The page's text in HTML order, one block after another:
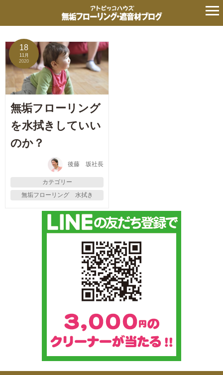
無垢フローリング 水拭き
18
11月
2020
無垢フローリング
を水拭きしていい
のか？
後藤 坂社長
カテゴリー
無垢フローリング 水拭き